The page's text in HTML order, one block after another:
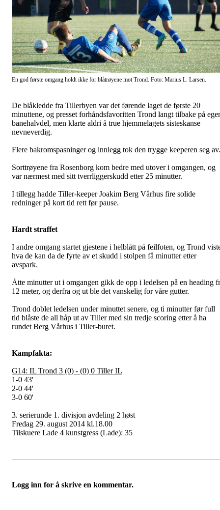
En god første omgang holdt ikke for blåtrøyene mot Trond. Foto: Marius L. Larsen.
De blåkledde fra Tillerbyen var det førende laget de første 20
minuttene, og presset forhåndsfavoritten Trond langt tilbake på
banehalvdel, men klarte aldri å true hjemmelagets sisteskanse
nevneverdig.
Flere bakromspasninger og innlegg tok den trygge keeperen seg av.
Sorttrøyene fra Rosenborg kom bedre med utover i omgangen, og
var nærmest med sitt tverrliggerskudd etter 25 minutter.
I tillegg hadde Tiller-keeper Joakim Berg Vårhus fire solide
redninger på kort tid rett før pause.
Hardt straffet
I andre omgang startet gjestene i helblått på feilfoten, og Trond
hva de kan da de fyrte av et skudd i stolpen få minutter etter
avspark.
Åtte minutter ut i omgangen gikk de opp i ledelsen på en heading
12 meter, og derfra og ut ble det vanskelig for våre gutter.
Trond doblet ledelsen under minuttet senere, og ti minutter før full
tid blåste de all håp ut av Tiller med sin tredje scoring etter å ha
rundet Berg Vårhus i Tiller-buret.
Kampfakta:
G14: IL Trond 3 (0) - (0) 0 Tiller IL
1-0 43'
2-0 44'
3-0 60'
3. serierunde 1. divisjon avdeling 2 høst
Fredag 29. august 2014 kl.18.00
Tilskuere Lade 4 kunstgress (Lade): 35
Logg inn for å skrive en kommentar.